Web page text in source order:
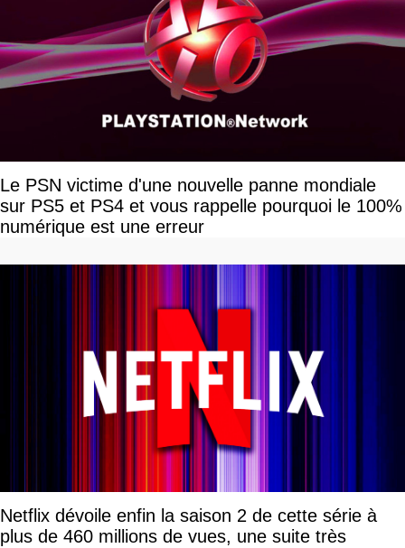
Le PSN victime d'une nouvelle panne mondiale
sur PS5 et PS4 et vous rappelle pourquoi le 100%
numérique est une erreur
Netflix dévoile enfin la saison 2 de cette série à
plus de 460 millions de vues, une suite très